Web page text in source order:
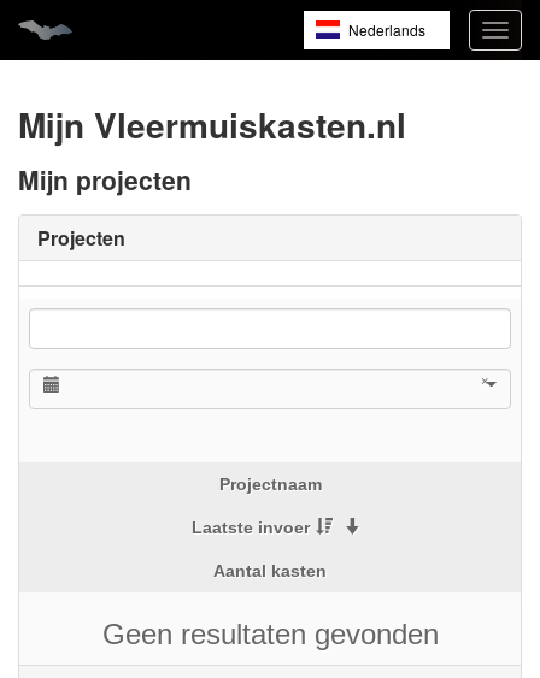
Nederlands
Mijn Vleermuiskasten.nl
Mijn projecten
Projecten
×
Projectnaam
Laatste invoer
Aantal kasten
Geen resultaten gevonden